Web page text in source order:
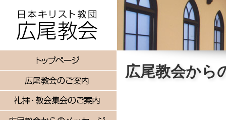
広尾教会から